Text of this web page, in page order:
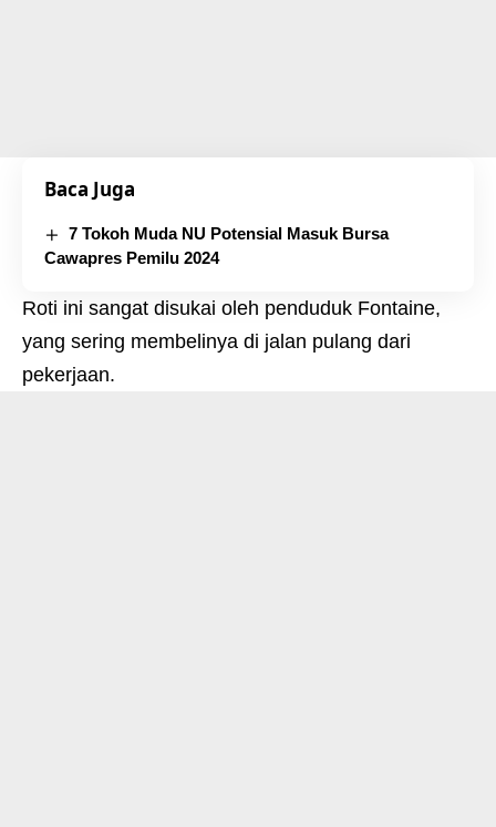
Baca Juga
7 Tokoh Muda NU Potensial Masuk Bursa
Cawapres Pemilu 2024
Roti ini sangat disukai oleh penduduk Fontaine,
yang sering membelinya di jalan pulang dari
pekerjaan.